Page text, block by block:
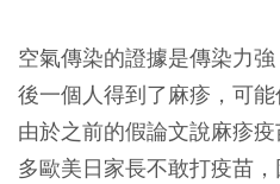
空氣傳染的證據是傳染力
後一個人得到了麻疹，可能
由於之前的假論文說麻疹
多歐美日家長不敢打疫苗